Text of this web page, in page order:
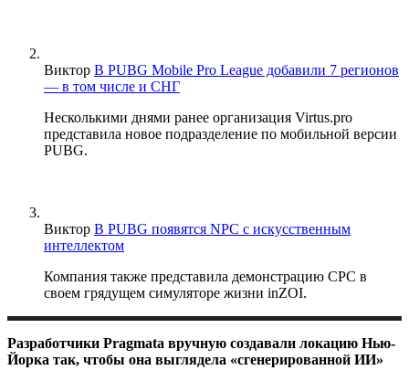
Виктор В PUBG Mobile Pro League добавили 7 регионов
— в том числе и СНГ
Несколькими днями ранее организация Virtus.pro
представила новое подразделение по мобильной версии
PUBG.
Виктор В PUBG появятся NPC с искусственным
интеллектом
Компания также представила демонстрацию CPC в
своем грядущем симуляторе жизни inZOI.
Разработчики Pragmata вручную создавали локацию Нью-
Йорка так, чтобы она выглядела «сгенерированной ИИ»